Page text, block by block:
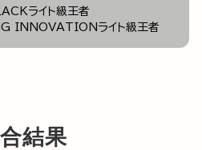
ライト級王者
INNOVATIONライト級王者
結果